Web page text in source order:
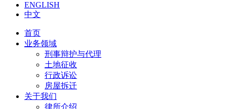
ENGLISH
中文
首页
业务领域
刑事辩护与代理
土地征收
行政诉讼
房屋拆迁
关于我们
律所介绍